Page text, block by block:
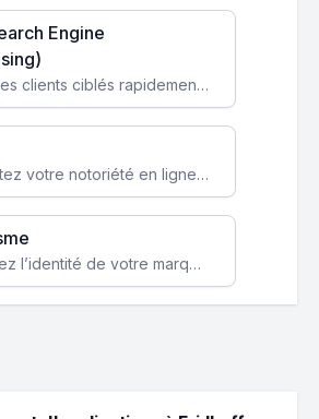
Engine
Attirez des clients ciblés rapidement avec des campagnes publicitaires payantes optimisées pour vos objectifs.
Augmentez votre notoriété en ligne et stimulez la croissance de votre entreprise grâce à une stratégie sociale sur mesure.
Renforcez l’identité de votre marque avec un design unique qui capte l’attention et engage vos clients.